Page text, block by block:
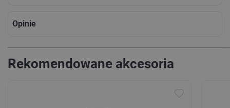
Opinie
Rekomendowane akcesoria